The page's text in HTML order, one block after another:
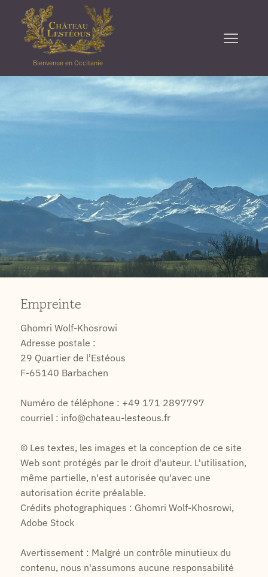
Bienvenue en Occitanie
Empreinte
Ghomri Wolf-Khosrowi
Adresse postale :
29 Quartier de l'Estéous
F-65140 Barbachen
Numéro de téléphone : +49 171 2897797
courriel : info@chateau-lesteous.fr
© Les textes, les images et la conception de ce site
Web sont protégés par le droit d'auteur. L'utilisation,
même partielle, n'est autorisée qu'avec une
autorisation écrite préalable.
Crédits photographiques : Ghomri Wolf-Khosrowi,
Adobe Stock
Avertissement : Malgré un contrôle minutieux du
contenu, nous n'assumons aucune responsabilité